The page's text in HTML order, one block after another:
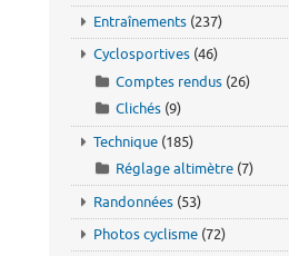
Entraînements (237)
Cyclosportives (46)
Comptes rendus (26)
Clichés (9)
Technique (185)
Réglage altimètre (7)
Randonnées (53)
Photos cyclisme (72)